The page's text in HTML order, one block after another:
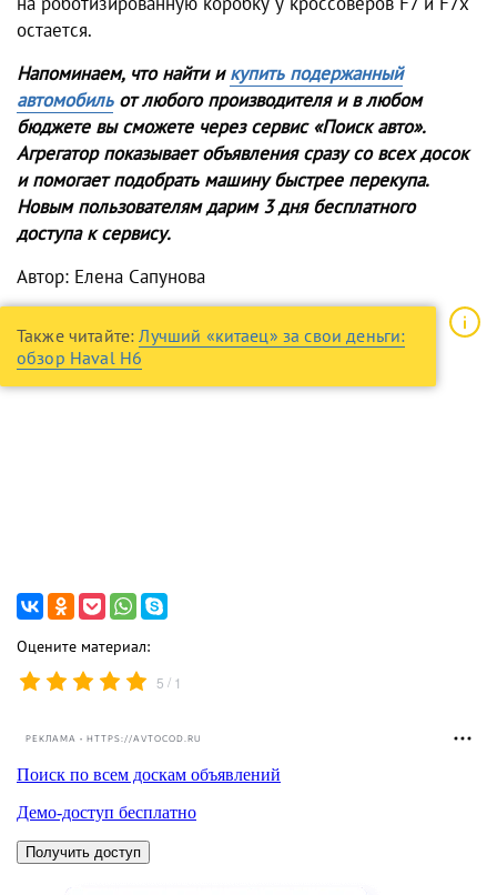
остается.
Напоминаем, что найти икупить подержанный
автомобильот любого производителя и в любом
бюджете вы сможете через сервис «Поиск авто».
Агрегатор показывает объявления сразу со всех досок
и помогает подобрать машину быстрее перекупа.
Новым пользователям дарим 3 дня бесплатного
доступа к сервису.
Автор: Елена Сапунова
Также читайте:Лучший «китаец» за свои деньги:
обзор Haval H6
Оцените материал:
5 / 1
РЕКЛАМА • HTTPS://AVTOCOD.RU